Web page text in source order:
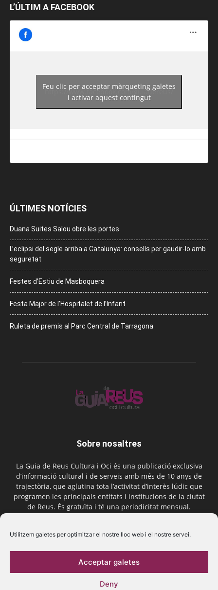
Utilitzem galetes per optimitzar el nostre lloc web i el nostre servei.
Acceptar galetes
Deny
L’ÚLTIM A FACEBOOK
https://www.facebook.com/guiadereus/
Feu clic per acceptar màrqueting galetes
i activar aquest contingut
ÚLTIMES NOTÍCIES
Duana Suites Salou obre les portes
L’eclipsi del segle arriba a Catalunya: consells per gaudir-lo amb
seguretat
Festes d’Estiu de Masboquera
Festa Major de l’Hospitalet de l’Infant
Ruleta de premis al Parc Central de Tarragona
Sobre nosaltres
La Guia de Reus Cultura i Oci és una publicació exclusiva
d’informació cultural i de serveis amb més de 10 anys de
trajectòria, que aglutina tota l’activitat d’interès lúdic que
programen les principals entitats i institucions de la ciutat
de Reus. És gratuïta i té una periodicitat mensual.
Segueix-nos